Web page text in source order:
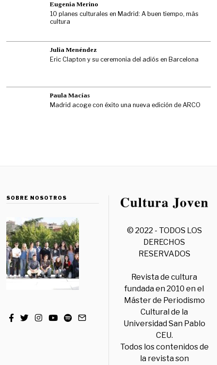
Eugenia Merino
10 planes culturales en Madrid: A buen tiempo, más
cultura
Julia Menéndez
Eric Clapton y su ceremonia del adiós en Barcelona
Paula Macías
Madrid acoge con éxito una nueva edición de ARCO
SOBRE NOSOTROS
© 2022 - TODOS LOS
DERECHOS
RESERVADOS
Revista de cultura
fundada en 2010 en el
Máster de Periodismo
Cultural de la
Universidad San Pablo
CEU.
Todos los contenidos de
la revista son